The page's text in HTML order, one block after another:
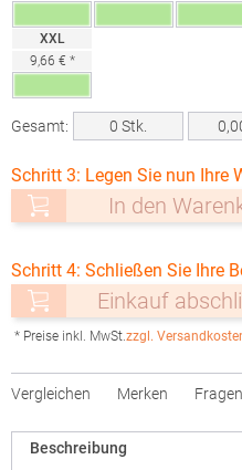
XXL
9,66 € *
Gesamt: 0 Stk.
Schritt 3: Legen Sie nun Ihre
In den
Schritt 4: Schließen Sie Ihre
Einkauf
* Preise inkl. MwSt.zzgl.
Vergleichen Merken
Beschreibung